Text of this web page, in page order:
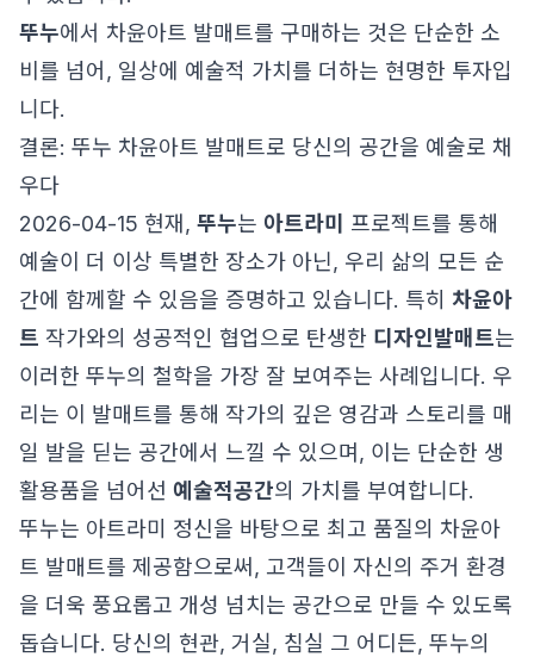
뚜누에서 차윤아트 발매트를 구매하는 것은 단순한 소
비를 넘어, 일상에 예술적 가치를 더하는 현명한 투자입
니다.
결론: 뚜누 차윤아트 발매트로 당신의 공간을 예술로 채
우다
2026-04-15 현재, 뚜누는 아트라미
프로젝트를 통해
예술이 더 이상 특별한 장소가 아닌, 우리 삶의 모든 순
간에 함께할 수 있음을 증명하고 있습니다. 특히 차윤아
트 작가와의 성공적인 협업으로 탄생한 디자인발매트는
이러한 뚜누의 철학을 가장 잘 보여주는 사례입니다. 우
리는 이 발매트를 통해 작가의 깊은 영감과 스토리를 매
일 발을 딛는 공간에서 느낄 수 있으며, 이는 단순한 생
활용품을 넘어선 예술적공간의 가치를 부여합니다.
뚜누는 아트라미 정신을 바탕으로 최고 품질의 차윤아
트 발매트를 제공함으로써, 고객들이 자신의 주거 환경
을 더욱 풍요롭고 개성 넘치는 공간으로 만들 수 있도록
돕습니다. 당신의 현관, 거실, 침실 그 어디든, 뚜누의